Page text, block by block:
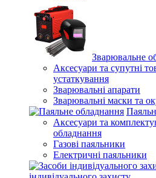
Зварювальне
Аксесуари та супутні
устаткування
Зварювальні апарати
Зварювальні маски та
Аксесуари та
обладнання
Газові паяльники
Електричні паяльники